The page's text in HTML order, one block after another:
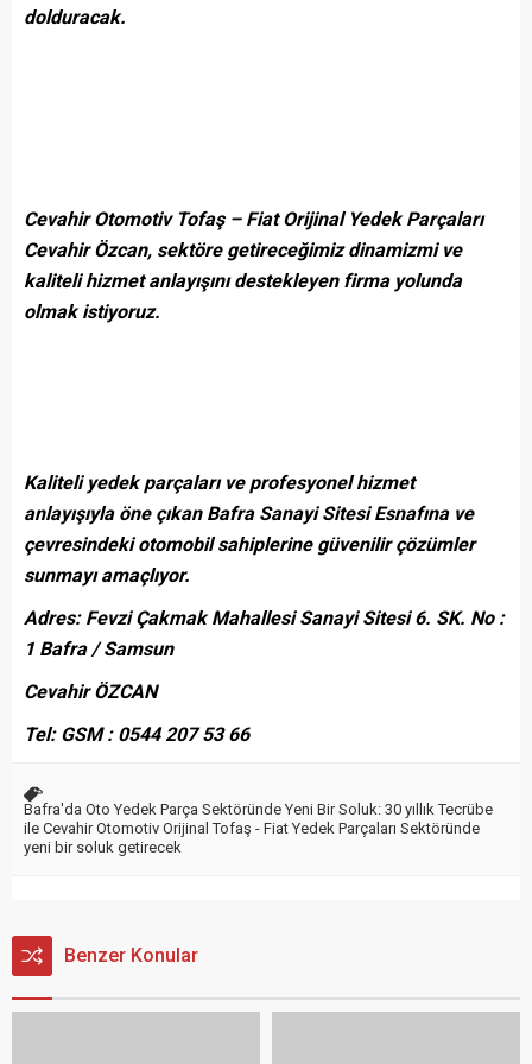
dolduracak.
Cevahir Otomotiv Tofaş – Fiat Orijinal Yedek Parçaları
Cevahir Özcan, sektöre getireceğimiz dinamizmi ve
kaliteli hizmet anlayışını destekleyen firma yolunda
olmak istiyoruz.
Kaliteli yedek parçaları ve profesyonel hizmet
anlayışıyla öne çıkan Bafra Sanayi Sitesi Esnafına ve
çevresindeki otomobil sahiplerine güvenilir çözümler
sunmayı amaçlıyor.
Adres: Fevzi Çakmak Mahallesi Sanayi Sitesi 6. SK. No :
1 Bafra / Samsun
Cevahir ÖZCAN
Tel: GSM : 0544 207 53 66
Bafra'da Oto Yedek Parça Sektöründe Yeni Bir Soluk: 30 yıllık Tecrübe
ile Cevahir Otomotiv Orijinal Tofaş - Fiat Yedek Parçaları Sektöründe
yeni bir soluk getirecek
Benzer Konular